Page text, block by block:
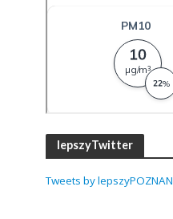
lepszyTwitter
Tweets by lepszyPOZNAN